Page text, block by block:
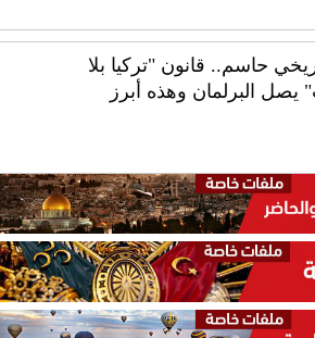
حاسم.. قانون "تركيا بلا
يصل البرلمان وهذه أبرز